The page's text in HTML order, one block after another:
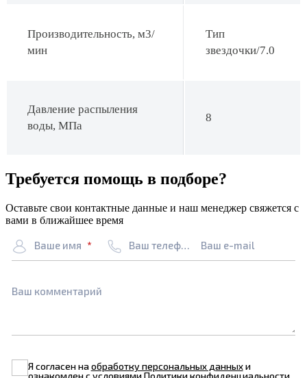
Производительность, м3/
мин
Тип
звездочки/7.0
Давление распыления
воды, МПа
8
Требуется помощь в подборе?
Оставьте свои контактные данные и наш менеджер свяжется с
вами в ближайшее время
Ваше имя Ваш телефон Ваш e-mail
Ваш комментарий
Я согласен наобработку персональных данныхи